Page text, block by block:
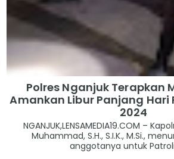
Polres Nganjuk Terapkan
Amankan Libur Panjang Hari
2024
NGANJUK,LENSAMEDIA19.COM –
Muhammad, S.H., S.I.K., M.Si.,
anggotanya untuk Patroli